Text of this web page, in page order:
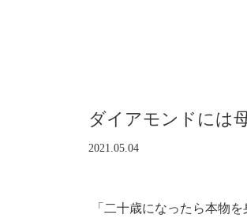
ダイアモンドには
2021.05.04
「二十歳になったら本物